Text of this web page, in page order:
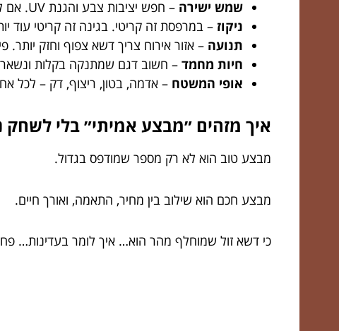
שמש ישירה – חפש יציבות צבע והגנת UV. אם לא, הירוק יהפוך ל״נוסטלגי״.
ניקוז – במרפסת זה קריטי. בגינה זה קריטי עוד
תנועה – אזור אירוח צריך דשא צפוף וחזק יותר.
חיות מחמד – חשוב דגם שמתנקה בקלות ונשאר
אופי המשטח – אדמה, בטון, ריצוף, דק – לכל
איך מזהים ״מבצע אמיתי״ בלי לשחק
מבצע טוב הוא לא רק מספר שמודפס בגדול.
מבצע חכם הוא שילוב בין מחיר, התאמה, ואורך חיים.
כי דשא זול שמוחלף מהר הוא… איך לומר בעדינות…